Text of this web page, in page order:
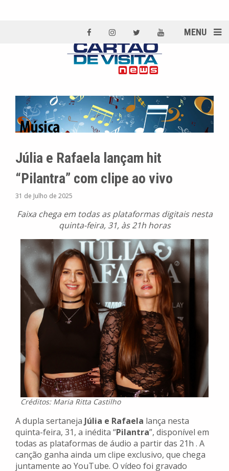
MENU
Júlia e Rafaela lançam hit
“Pilantra” com clipe ao vivo
31 de Julho de 2025
Faixa chega em todas as plataformas digitais nesta
quinta-feira, 31, às 21h horas
Créditos: Maria Ritta Castilho
A dupla sertaneja Júlia e Rafaela lança nesta
quinta-feira, 31, a inédita “Pilantra”, disponível em
todas as plataformas de áudio a partir das 21h . A
canção ganha ainda um clipe exclusivo, que chega
juntamente ao YouTube. O vídeo foi gravado